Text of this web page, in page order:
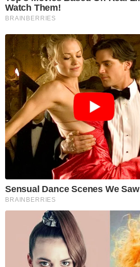
Watch Them!
BRAINBERRIES
Sensual Dance Scenes We
BRAINBERRIES